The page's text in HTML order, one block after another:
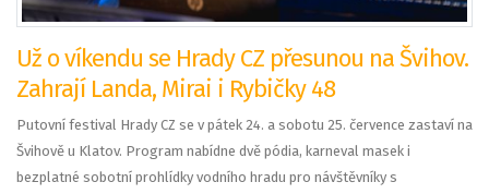
Už o víkendu se Hrady CZ přesunou na Švihov.
Zahrají Landa, Mirai i Rybičky 48
Putovní festival Hrady CZ se v pátek 24. a sobotu 25. července zastaví na
Švihově u Klatov. Program nabídne dvě pódia, karneval masek i
bezplatné sobotní prohlídky vodního hradu pro návštěvníky s